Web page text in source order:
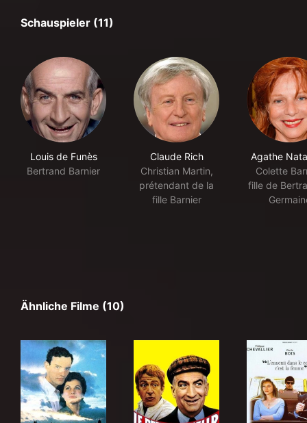
Schauspieler (11)
Louis de Funès
Bertrand Barnier
Claude Rich
Christian Martin,
prétendant de la
fille Barnier
Agathe
Colette
fille de
Ähnliche Filme (10)